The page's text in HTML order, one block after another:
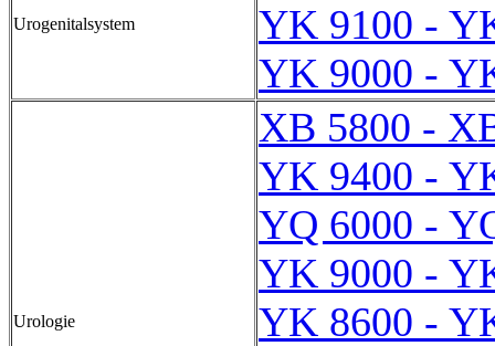
Urogenitalsystem
YK 9100 -
YK 9000 -
Urologie
XB 5800 -
YK 9400 -
YQ 6000 -
YK 9000 -
YK 8600 -